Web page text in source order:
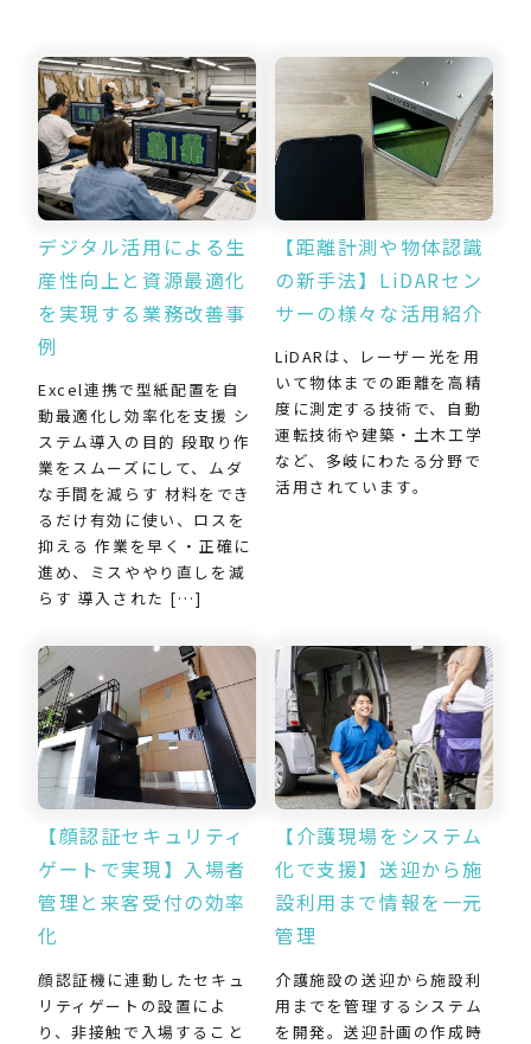
デジタル活用による生
産性向上と資源最適化
を実現する業務改善事
例
Excel連携で型紙配置を自
動最適化し効率化を支援 シ
ステム導入の目的 段取り作
業をスムーズにして、ムダ
な手間を減らす 材料をでき
るだけ有効に使い、ロスを
抑える 作業を早く・正確に
進め、ミスややり直しを減
らす 導入された […]
【距離計測や物体認識
の新手法】LiDARセン
サーの様々な活用紹介
LiDARは、レーザー光を用
いて物体までの距離を高精
度に測定する技術で、自動
運転技術や建築・土木工学
など、多岐にわたる分野で
活用されています。
【顔認証セキュリティ
ゲートで実現】入場者
管理と来客受付の効率
化
顔認証機に連動したセキュ
リティゲートの設置によ
り、非接触で入場すること
【介護現場をシステム
化で支援】送迎から施
設利用まで情報を一元
管理
介護施設の送迎から施設利
用までを管理するシステム
を開発。送迎計画の作成時